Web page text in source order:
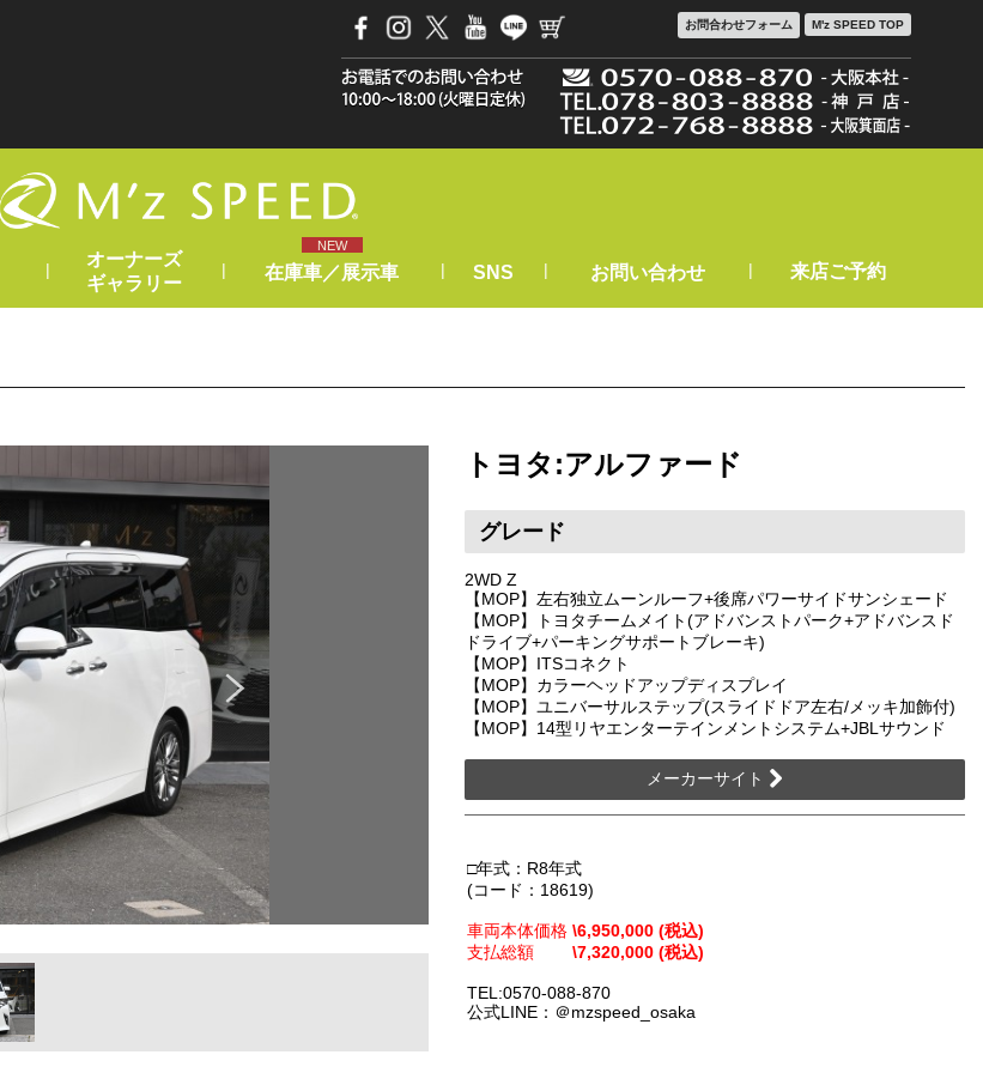
お問合わせフォーム M'z SPEED TOP
|
オーナーズ
ギャラリー
|
NEW
在庫車／展示車 | SNS | お問い合わせ | 来店ご予約
トヨタ:アルファード
グレード
2WD Z
【MOP】左右独立ムーンルーフ+後席パワーサイドサンシェード
【MOP】トヨタチームメイト(アドバンストパーク+アドバンスド
ドライブ+パーキングサポートブレーキ)
【MOP】ITSコネクト
【MOP】カラーヘッドアップディスプレイ
【MOP】ユニバーサルステップ(スライドドア左右/メッキ加飾付)
【MOP】14型リヤエンターテインメントシステム+JBLサウンド
メーカーサイト
□年式：R8年式
(コード：18619)
車両本体価格 \6,950,000 (税込)
支払総額
\7,320,000 (税込)
TEL:0570-088-870
公式LINE：＠mzspeed_osaka